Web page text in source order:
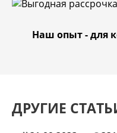
Наш опыт - для
ДРУГИЕ